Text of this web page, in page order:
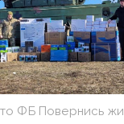
ФБ Повернись